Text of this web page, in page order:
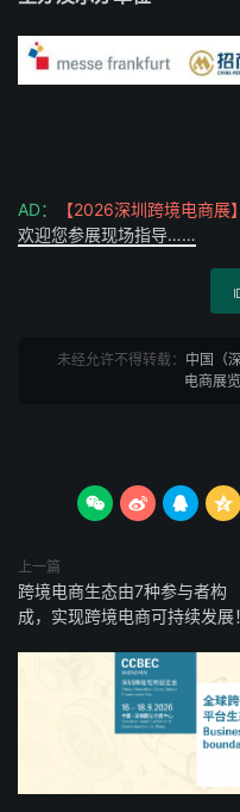
AD： 【2026深圳跨境电商展】
欢迎您参展现场指导……
未经允许不得转载： 中国（
电商展
   
上一篇
跨境电商生态由7种参与者构
成，实现跨境电商可持续发展！